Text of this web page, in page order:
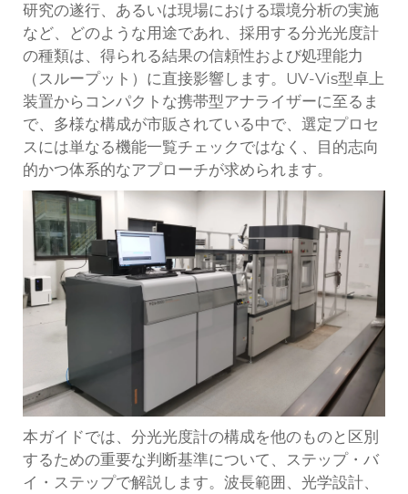
研究の遂行、あるいは現場における環境分析の実施
など、どのような用途であれ、採用する分光光度計
の種類は、得られる結果の信頼性および処理能力
（スループット）に直接影響します。UV-Vis型卓上
装置からコンパクトな携帯型アナライザーに至るま
で、多様な構成が市販されている中で、選定プロセ
スには単なる機能一覧チェックではなく、目的志向
的かつ体系的なアプローチが求められます。
本ガイドでは、分光光度計の構成を他のものと区別
するための重要な判断基準について、ステップ・バ
イ・ステップで解説します。波長範囲、光学設計、